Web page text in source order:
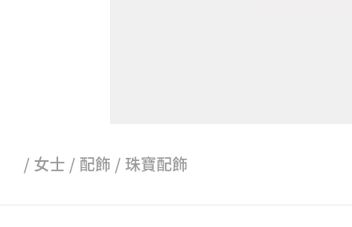
/ 女士 / 配飾 / 珠寶配飾